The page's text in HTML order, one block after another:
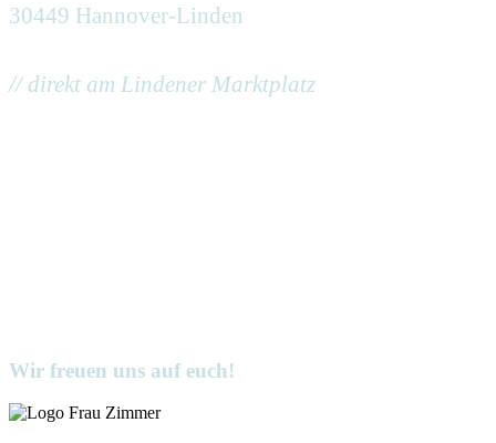
30449 Hannover-Linden
// direkt am Lindener Marktplatz
Wir freuen uns auf euch!